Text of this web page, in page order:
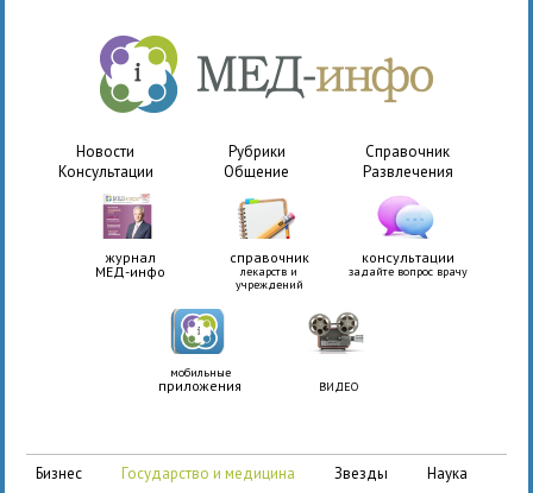
Новости Рубрики
Справочник
Консультации
Общение Развлечения
журнал
МЕД-инфо
справочник
лекарств и
учреждений
консультации
задайте вопрос врачу
мобильные
приложения ВИДЕО
бизнес государство и медицина звезды
наука